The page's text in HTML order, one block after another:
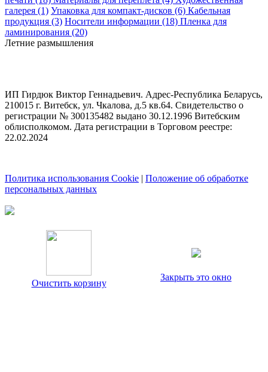
галерея (1) Упаковка для компакт-дисков (6) Кабельная
продукция (3) Носители информации (18) Пленка для
ламинирования (20)
Летние размышления
ИП Гирдюк Виктор Геннадьевич. Адрес-Республика Беларусь,
210015 г. Витебск, ул. Чкалова, д.5 кв.64. Свидетельство о
регистрации № 300135482 выдано 30.12.1996 Витебским
облисполкомом. Дата регистрации в Торговом реестре:
22.02.2024
Политика использования Cookie | Положение об обработке
персональных данных
Очистить корзину
Закрыть это окно